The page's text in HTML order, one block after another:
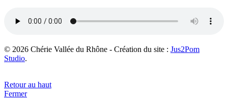
© 2026 Chérie Vallée du Rhône - Création du site : Jus2Pom
Studio.
Retour au haut
Fermer